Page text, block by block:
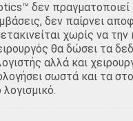
δεν πραγματοποιεί
δεν παίρνει
χωρίς να την
θα δώσει τα
αλλά και
σωστά και τα